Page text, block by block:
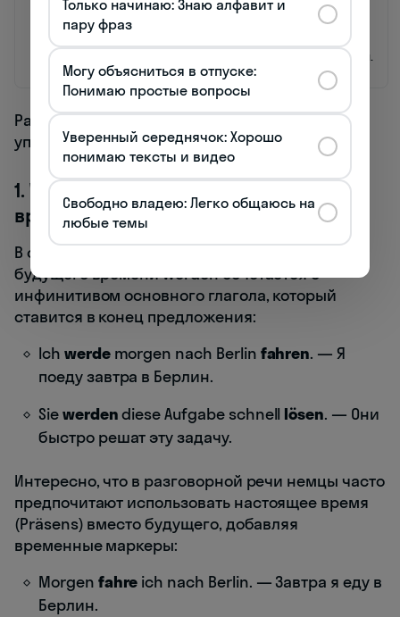
gebaut.
Passiv
(Präteritum)
gebaut.
Дом был
построен.
Рассмотрим подробнее каждое из этих
употреблений:
1. Werden для образования будущего
времени
В функции вспомогательного глагола для
будущего времени werden сочетается с
инфинитивом основного глагола, который
ставится в конец предложения:
Ich werdemorgen nach Berlin fahren. — Я
поеду завтра в Берлин.
Siewerdendiese Aufgabe schnell lösen. — Они
быстро решат эту задачу.
Интересно, что в разговорной речи немцы часто
предпочитают использовать настоящее время
(Präsens) вместо будущего, добавляя
временные маркеры:
Morgen fahre ich nach Berlin. — Завтра я еду в
Берлин.
Только начинаю: Знаю алфавит и
пару фраз
Могу объясниться в отпуске:
Понимаю простые вопросы
Уверенный середнячок: Хорошо
понимаю тексты и видео
Свободно владею: Легко общаюсь на
любые темы